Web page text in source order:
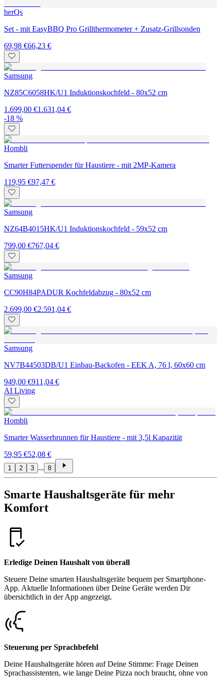
herQs
Set - mit EasyBBQ Pro Grillthermometer + Zusatz-Grillsonden
69,98 €66,23 €
Samsung
NZ85C6058HK/U1 Induktionskochfeld - 80x52 cm
1.699,00 €1.631,04 €
-18 %
Hombli
Smarter Futterspender für Haustiere - mit 2MP-Kamera
119,95 €97,47 €
Samsung
NZ64B4015HK/U1 Induktionskochfeld - 59x52 cm
799,00 €767,04 €
Samsung
CC90H84PADUR Kochfeldabzug - 80x52 cm
2.699,00 €2.591,04 €
Samsung
NV7B44503DB/U1 Einbau-Backofen - EEK A, 76 l, 60x60 cm
949,00 €911,04 €
AI Living
Hombli
Smarter Wasserbrunnen für Haustiere - mit 3,5l Kapazität
59,95 €52,08 €
1 2 3 ... 8
Smarte Haushaltsgeräte für mehr
Komfort
Erledige Deinen Haushalt von überall
Steuere Deine smarten Haushaltsgeräte bequem per Smartphone-
App. Aktuelle Informationen über Deine Geräte werden Dir
übersichtlich in der App angezeigt.
Steuerung per Sprachbefehl
Deine Haushaltsgeräte hören auf Deine Stimme: Frage Deinen
Sprachassistenten, wie lange Deine Pizza noch braucht, ohne von